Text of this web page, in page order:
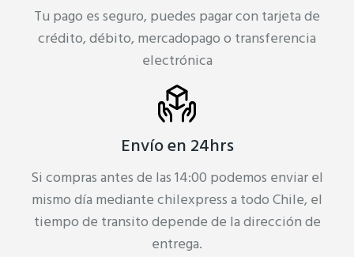
Tu pago es seguro, puedes pagar con tarjeta de
crédito, débito, mercadopago o transferencia
electrónica
Envío en 24hrs
Si compras antes de las 14:00 podemos enviar el
mismo día mediante chilexpress a todo Chile, el
tiempo de transito depende de la dirección de
entrega.